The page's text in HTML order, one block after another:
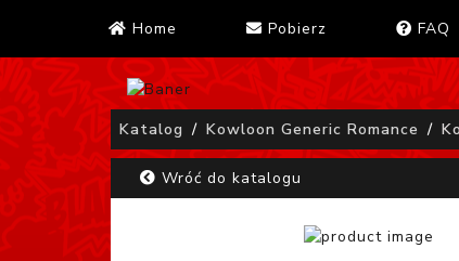
Home Pobierz FAQ
Katalog Kowloon Generic Romance
Wróć do katalogu